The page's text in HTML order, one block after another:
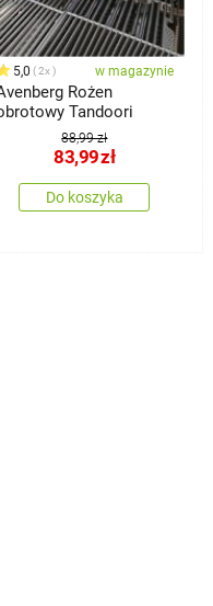
5,0 2x w magazynie
Rożen
Tandoori
88,99 zł
83,99zł
Do koszyka